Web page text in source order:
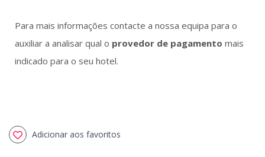
Para mais informações contacte a nossa equipa para o
auxiliar a analisar qual o provedor de pagamento mais
indicado para o seu hotel.
Adicionar aos favoritos